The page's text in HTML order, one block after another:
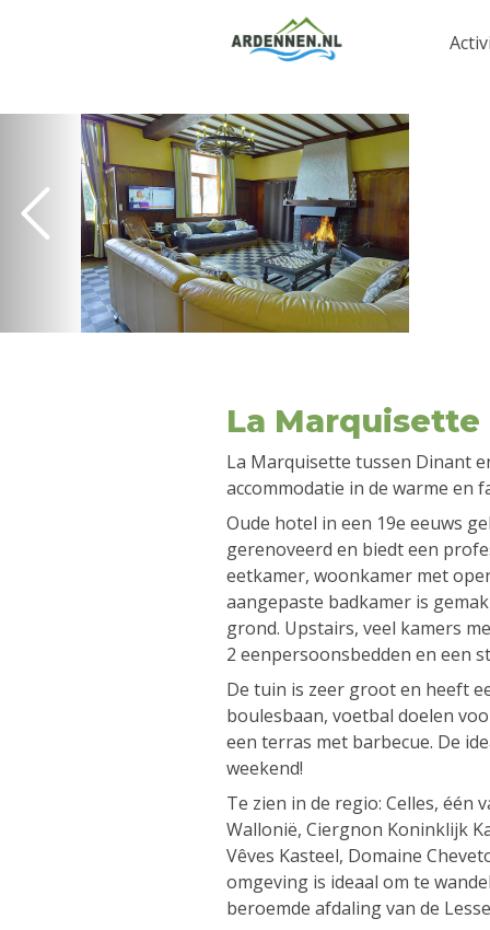
La Marquisette
La Marquisette tussen Dinant
accommodatie in de warme en
Oude hotel in een 19e eeuws
gerenoveerd en biedt een
eetkamer, woonkamer met
aangepaste badkamer is
grond. Upstairs, veel kamers
2 eenpersoonsbedden en een
De tuin is zeer groot en heeft
boulesbaan, voetbal doelen
een terras met barbecue. De
weekend!
Te zien in de regio: Celles, één
Wallonië, Ciergnon Koninklijk
Vêves Kasteel, Domaine
omgeving is ideaal om te
beroemde afdaling van de